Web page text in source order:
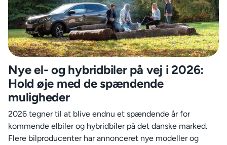
Nye el- og hybridbiler på vej i 2026:
Hold øje med de spændende
muligheder
2026 tegner til at blive endnu et spændende år for
kommende elbiler og hybridbiler på det danske marked.
Flere bilproducenter har annonceret nye modeller og